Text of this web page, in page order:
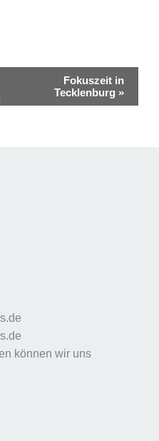
Fokuszeit in
Tecklenburg »
können wir uns